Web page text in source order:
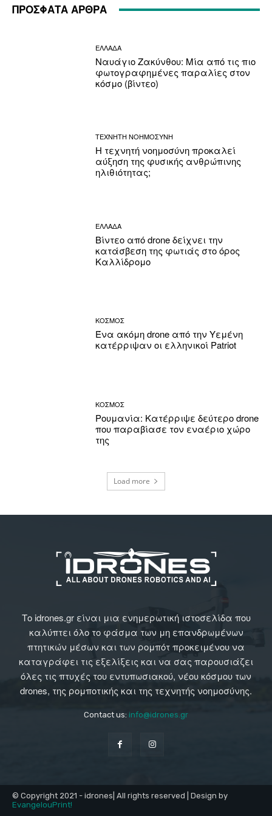
ΠΡΟΣΦΑΤΑ ΑΡΘΡΑ
ΕΛΛΑΔΑ
Ναυάγιο Ζακύνθου: Μία από τις πιο
φωτογραφημένες παραλίες στον
κόσμο (βίντεο)
ΤΕΧΝΗΤΗ ΝΟΗΜΟΣΥΝΗ
Η τεχνητή νοημοσύνη προκαλεί
αύξηση της φυσικής ανθρώπινης
ηλιθιότητας;
ΕΛΛΑΔΑ
Βίντεο από drone δείχνει την
κατάσβεση της φωτιάς στο όρος
Καλλίδρομο
ΚΟΣΜΟΣ
Ένα ακόμη drone από την Υεμένη
κατέρριψαν οι ελληνικοί Patriot
ΚΟΣΜΟΣ
Ρουμανία: Κατέρριψε δεύτερο drone
που παραβίασε τον εναέριο χώρο
της
Load more
Το idrones.gr είναι μια ενημερωτική ιστοσελίδα που
καλύπτει όλο το φάσμα των μη επανδρωμένων
πτητικών μέσων και των ρομπότ προκειμένου να
καταγράφει τις εξελίξεις και να σας παρουσιάζει
όλες τις πτυχές του εντυπωσιακού, νέου κόσμου των
drones, της ρομποτικής και της τεχνητής νοημοσύνης.
Contact us: info@idrones.gr
© Copyright 2021 - idrones| All rights reserved | Design by
EvangelouPrint!